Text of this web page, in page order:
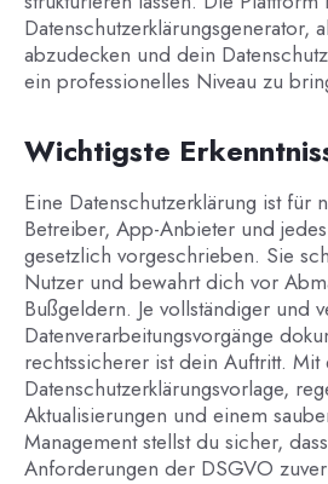
Datenschutzerklärungsgenerator,
abzudecken und dein
ein professionelles Niveau zu
Wichtigste
Eine Datenschutzerklärung ist für
Betreiber, App-Anbieter und
gesetzlich vorgeschrieben. Sie
Nutzer und bewahrt dich vor
Bußgeldern. Je vollständiger und
Datenverarbeitungsvorgänge
rechtssicherer ist dein Auftritt.
Datenschutzerklärungsvorlage,
Aktualisierungen und einem
Management stellst du sicher,
Anforderungen der DSGVO